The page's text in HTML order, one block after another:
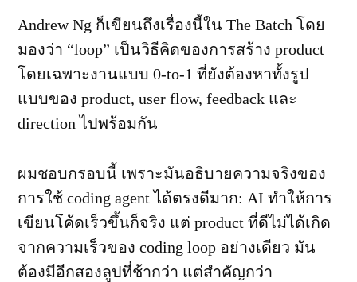
Andrew Ng ก็เขียนถึงเรื่องนี้ใน The Batch โดย
มองว่า “loop” เป็นวิธีคิดของการสร้าง product
โดยเฉพาะงานแบบ 0-to-1 ที่ยังต้องหาทั้งรูป
แบบของ product, user flow, feedback และ
direction ไปพร้อมกัน
ผมชอบกรอบนี้ เพราะมันอธิบายความจริงของ
การใช้ coding agent ได้ตรงดีมาก: AI ทำให้การ
เขียนโค้ดเร็วขึ้นก็จริง แต่ product ที่ดีไม่ได้เกิด
จากความเร็วของ coding loop อย่างเดียว มัน
ต้องมีอีกสองลูปที่ช้ากว่า แต่สำคัญกว่า